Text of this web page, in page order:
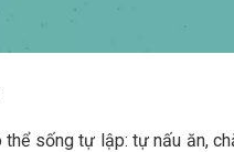
thể sống tự lập: tự nấu ăn,